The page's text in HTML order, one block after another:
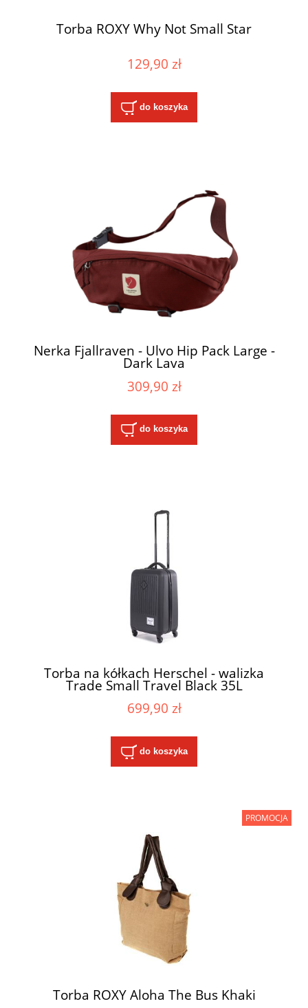
Torba ROXY Why Not Small Star
129,90 zł
do koszyka
Nerka Fjallraven - Ulvo Hip Pack Large -
Dark Lava
309,90 zł
do koszyka
Torba na kółkach Herschel - walizka
Trade Small Travel Black 35L
699,90 zł
do koszyka
Torba ROXY Aloha The Bus Khaki
PROMOCJA